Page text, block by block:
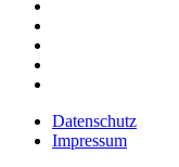
Datenschutz
Impressum